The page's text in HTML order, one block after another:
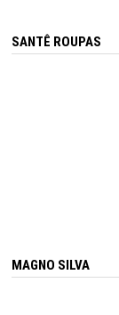
SANTÊ ROUPAS
MAGNO SILVA